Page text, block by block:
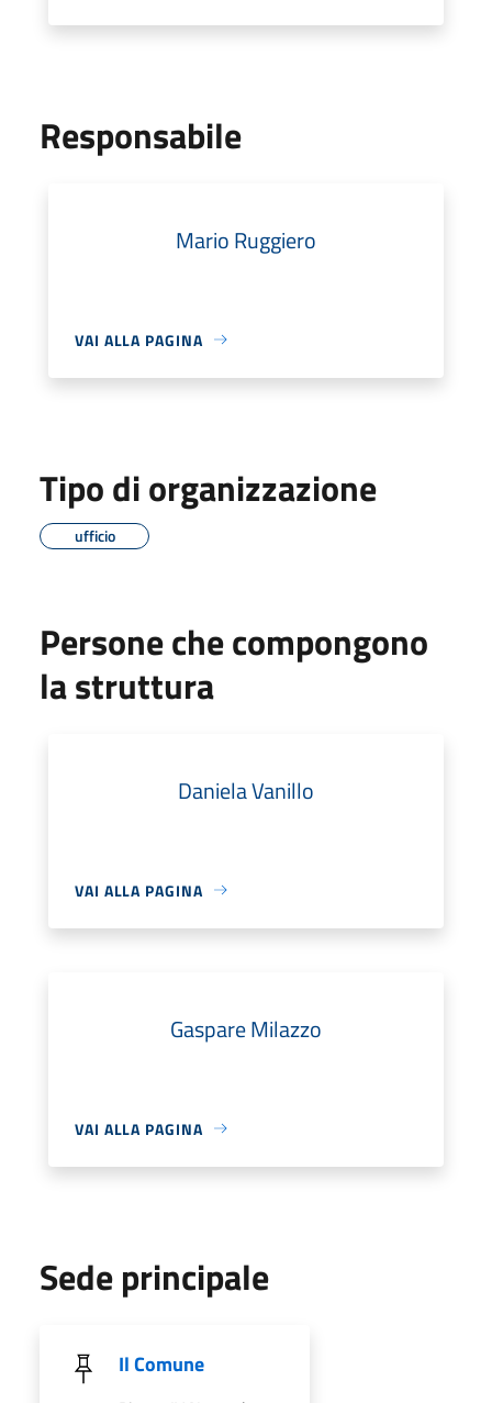
Responsabile
Mario Ruggiero
VAI ALLA PAGINA
Tipo di organizzazione
ufficio
Persone che compongono
la struttura
Daniela Vanillo
VAI ALLA PAGINA
Gaspare Milazzo
VAI ALLA PAGINA
Sede principale
Il Comune